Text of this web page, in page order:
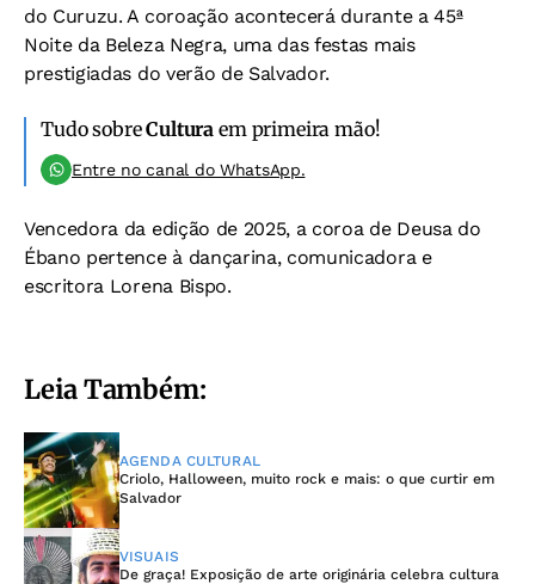
do Curuzu. A coroação acontecerá durante a 45ª
Noite da Beleza Negra, uma das festas mais
prestigiadas do verão de Salvador.
Tudo sobreCultura em primeira mão!
Entre no canal do WhatsApp.
Vencedora da edição de 2025, a coroa de Deusa do
Ébano pertence à dançarina, comunicadora e
escritora Lorena Bispo.
Leia Também:
AGENDA CULTURAL
Criolo, Halloween, muito rock e mais: o que curtir em
Salvador
VISUAIS
De graça! Exposição de arte originária celebra cultura